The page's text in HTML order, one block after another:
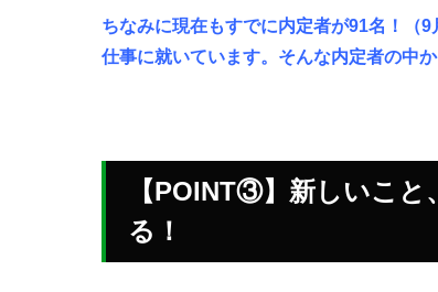
ちなみに現在もすでに内定者が91名！（
仕事に就いています。そんな内定者の中
【POINT③】新しいこ
る！